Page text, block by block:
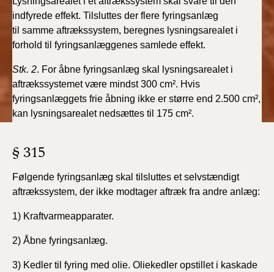
BR18 (4/7-31/12
2019)
BR18 (1/1-4/7 2019)
BR18 (1/7-31/12
2018)
Tidligere BR (1961-
2010)
indfyrede effekt. Tilsluttes der flere fyringsanlæg
til samme aftrækssystem, beregnes lysningsarealet i
forhold til fyringsanlæggenes samlede effekt.
Stk. 2. For åbne fyringsanlæg skal lysningsarealet i
aftrækssystemetvære mindst 300 cm². Hvis
fyringsanlæggets frie åbning ikke er større end 2.500 cm²,
kan lysningsarealet nedsættes til 175 cm².
§ 315
Følgende fyringsanlæg skal tilsluttes et selvstændigt
aftrækssystem, der ikke modtager aftræk fra andre anlæg:
1) Kraftvarmeapparater.
2) Åbne fyringsanlæg.
3) Kedler til fyring med olie. Oliekedler opstillet i kaskade